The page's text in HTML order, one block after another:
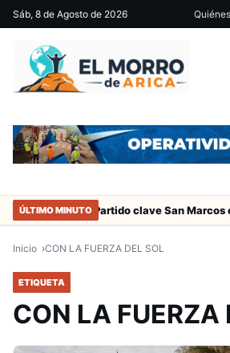
Sáb, 8 de Agosto de 2026
ÚLTIMO MINUTO
Arica Partido clave San Marcos con
Inicio CON LA FUERZA DEL SOL
ETIQUETA
CON LA FUERZA